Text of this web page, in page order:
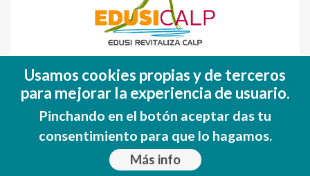
(FEDER)
Una manera de hacer EUROPA
Usamos cookies propias y de terceros
para mejorar la experiencia de usuario.
Pinchando en el botón aceptar das tu
consentimiento para que lo hagamos.
Más info